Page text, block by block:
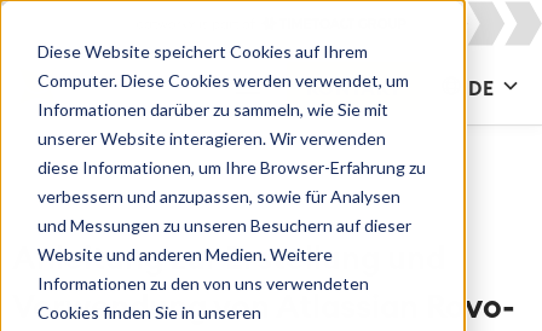
Diese Website speichert Cookies auf Ihrem
Computer. Diese Cookies werden verwendet, um
Informationen darüber zu sammeln, wie Sie mit
unserer Website interagieren. Wir verwenden
diese Informationen, um Ihre Browser-Erfahrung zu
verbessern und anzupassen, sowie für Analysen
und Messungen zu unseren Besuchern auf dieser
Website und anderen Medien. Weitere
Informationen zu den von uns verwendeten
Cookies finden Sie in unseren
KONTAKT DE
Anleitung zur Erstellung und
Verwendung von Atlassian Rovo-